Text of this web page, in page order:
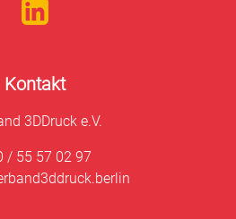
Kontakt
3DDruck e.V.
/ 55 57 02 97